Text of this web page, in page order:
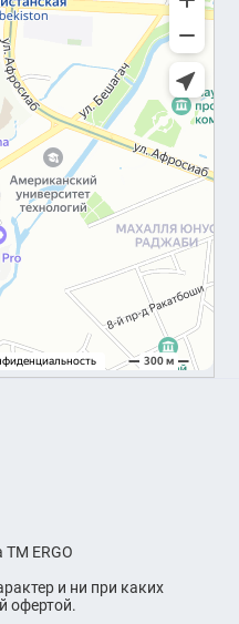
ТМ ERGO
и ни при каких
офертой.